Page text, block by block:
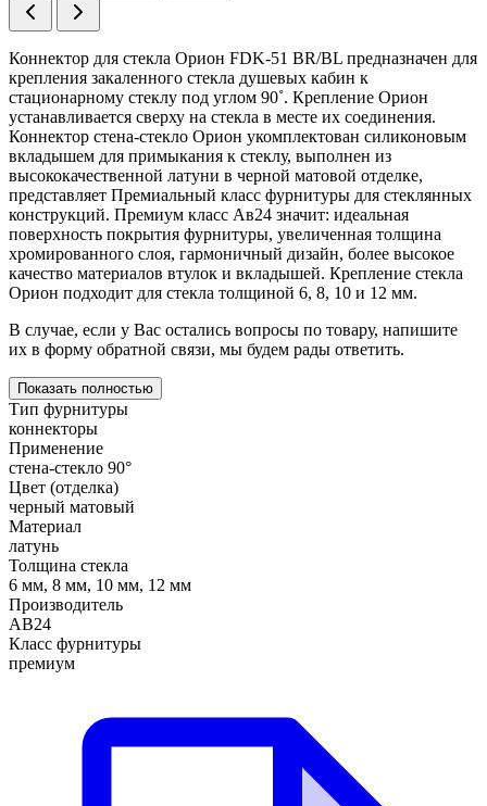
Коннектор для стекла Орион FDK-51 BR/BL предназначен для
крепления закаленного стекла душевых кабин к
стационарному стеклу под углом 90˚. Крепление Орион
устанавливается сверху на стекла в месте их соединения.
Коннектор стена-стекло Орион укомплектован силиконовым
вкладышем для примыкания к стеклу, выполнен из
высококачественной латуни в черной матовой отделке,
представляет Премиальный класс фурнитуры для стеклянных
конструкций. Премиум класс Ав24 значит: идеальная
поверхность покрытия фурнитуры, увеличенная толщина
хромированного слоя, гармоничный дизайн, более высокое
качество материалов втулок и вкладышей. Крепление стекла
Орион подходит для стекла толщиной 6, 8, 10 и 12 мм.
В случае, если у Вас остались вопросы по товару, напишите
их в форму обратной связи, мы будем рады ответить.
Показать полностью
Тип фурнитуры
коннекторы
Применение
стена-стекло 90°
Цвет (отделка)
черный матовый
Материал
латунь
Толщина стекла
6 мм, 8 мм, 10 мм, 12 мм
Производитель
АВ24
Класс фурнитуры
премиум